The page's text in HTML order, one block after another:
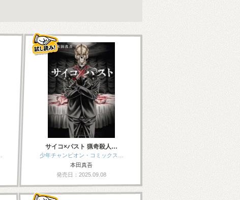
サイコ×パスト 猟奇殺人…
少年チャンピオン・コミックス…
本田真吾
発売日：2025.09.08